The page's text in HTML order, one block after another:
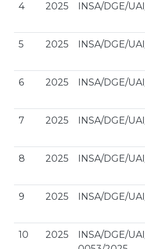
4 2025 INSA/DGE/
5 2025 INSA/DGE/
6 2025 INSA/DGE/
7 2025 INSA/DGE/
8 2025 INSA/DGE/
9 2025 INSA/DGE/
10 2025
INSA/DGE/